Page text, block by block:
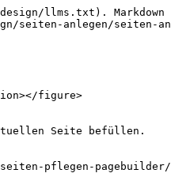
llms.txt). Markdown
seiten-anlegen/seiten-
figure>
Seite befüllen.
pflegen-